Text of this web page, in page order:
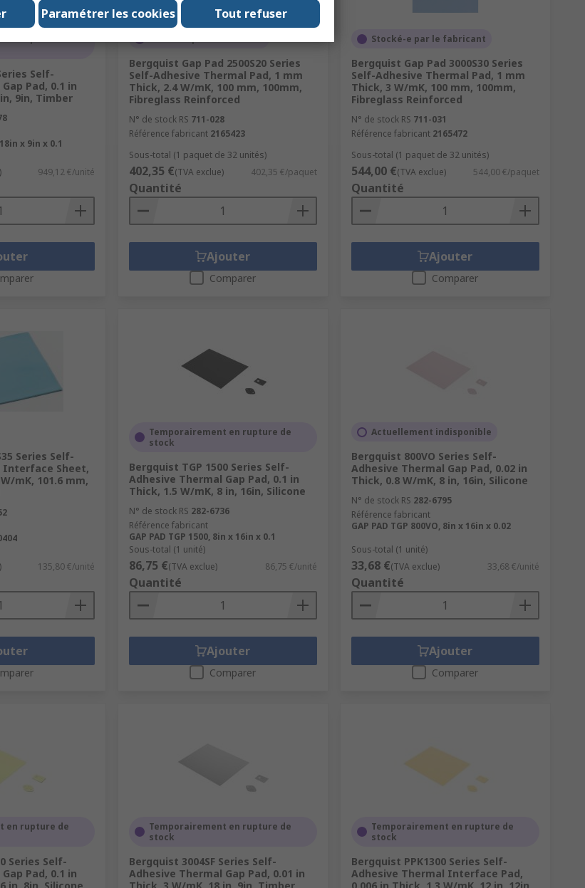
Self-
Pad, 0.1 in
9in, Timber
18in x 9in x 0.1
949,12 €/unité
Bergquist Gap Pad 2500S20 Series
Self-Adhesive Thermal Pad, 1 mm
Thick, 2.4 W/mK, 100 mm, 100mm,
Fibreglass Reinforced
N° de stock RS 711-028
Référence fabricant 2165423
Sous-total (1 paquet de 32 unités)
402,35 €(TVA exclue) 402,35 €/paquet
Quantité
Ajouter
Comparer
Stocké-e par le fabricant
Bergquist Gap Pad 3000S30 Series
Self-Adhesive Thermal Pad, 1 mm
Thick, 3 W/mK, 100 mm, 100mm,
Fibreglass Reinforced
N° de stock RS 711-031
Référence fabricant 2165472
Sous-total (1 paquet de 32 unités)
544,00 €(TVA exclue) 544,00 €/paquet
Quantité
Ajouter
Comparer
Series Self-
Interface Sheet,
mK, 101.6 mm,
135,80 €/unité
Temporairement en rupture de
stock
Bergquist TGP 1500 Series Self-
Adhesive Thermal Gap Pad, 0.1 in
Thick, 1.5 W/mK, 8 in, 16in, Silicone
N° de stock RS 282-6736
Référence fabricant
GAP PAD TGP 1500, 8in x 16in x 0.1
Sous-total (1 unité)
86,75 €(TVA exclue) 86,75 €/unité
Quantité
Ajouter
Comparer
Actuellement indisponible
Bergquist 800VO Series Self-
Adhesive Thermal Gap Pad, 0.02 in
Thick, 0.8 W/mK, 8 in, 16in, Silicone
N° de stock RS 282-6795
Référence fabricant
GAP PAD TGP 800VO, 8in x 16in x 0.02
Sous-total (1 unité)
33,68 €(TVA exclue) 33,68 €/unité
Quantité
Ajouter
Comparer
en rupture de
Series Self-
Pad, 0.1 in
Temporairement en rupture de
stock
Bergquist 3004SF Series Self-
Adhesive Thermal Gap Pad, 0.01 in
Temporairement en rupture de
stock
Bergquist PPK1300 Series Self-
Adhesive Thermal Interface Pad,
Paramétrer les cookies Tout refuser